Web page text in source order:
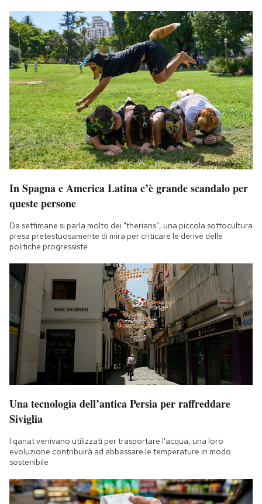
In Spagna e America Latina c’è grande scandalo per
queste persone
Da settimane si parla molto dei "therians", una piccola sottocultura
presa pretestuosamente di mira per criticare le derive delle
politiche progressiste
Una tecnologia dell’antica Persia per raffreddare
Siviglia
I qanat venivano utilizzati per trasportare l'acqua, una loro
evoluzione contribuirà ad abbassare le temperature in modo
sostenibile